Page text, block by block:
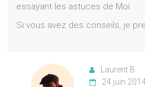
essayant les astuces de Moi.
Si vous avez des conseils, je
Laurent B
24 juin